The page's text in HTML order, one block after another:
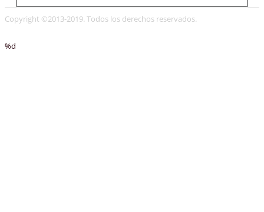
Copyright ©2013-2019. Todos los derechos reservados.
%d